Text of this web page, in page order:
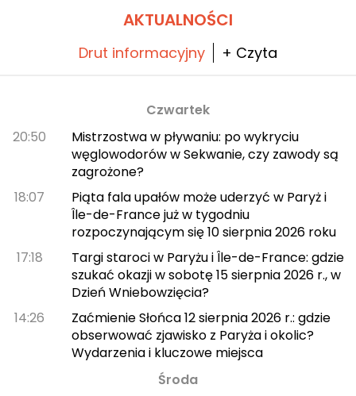
AKTUALNOŚCI
Drut informacyjny + Czyta
Czwartek
20:50
Mistrzostwa w pływaniu: po wykryciu
węglowodorów w Sekwanie, czy zawody są
zagrożone?
18:07
Piąta fala upałów może uderzyć w Paryż i
Île-de-France już w tygodniu
rozpoczynającym się 10 sierpnia 2026 roku
17:18
Targi staroci w Paryżu i Île-de-France: gdzie
szukać okazji w sobotę 15 sierpnia 2026 r., w
Dzień Wniebowzięcia?
14:26
Zaćmienie Słońca 12 sierpnia 2026 r.: gdzie
obserwować zjawisko z Paryża i okolic?
Wydarzenia i kluczowe miejsca
Środa